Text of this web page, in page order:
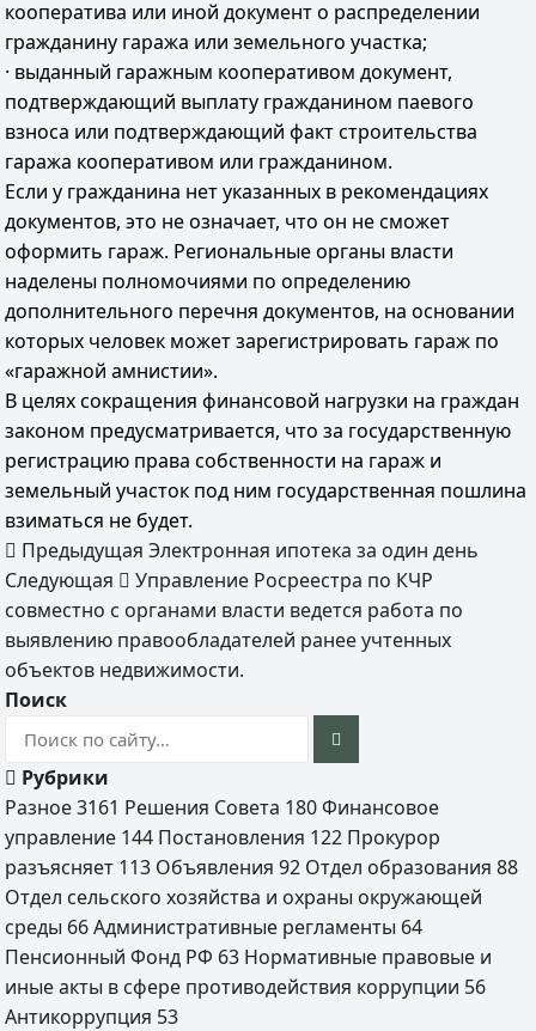
кооператива или иной документ о распределении
гражданину гаража или земельного участка;
· выданный гаражным кооперативом документ,
подтверждающий выплату гражданином паевого
взноса или подтверждающий факт строительства
гаража кооперативом или гражданином.
Если у гражданина нет указанных в рекомендациях
документов, это не означает, что он не сможет
оформить гараж. Региональные органы власти
наделены полномочиями по определению
дополнительного перечня документов, на основании
которых человек может зарегистрировать гараж по
«гаражной амнистии».
В целях сокращения финансовой нагрузки на граждан
законом предусматривается, что за государственную
регистрацию права собственности на гараж и
земельный участок под ним государственная пошлина
взиматься не будет.
Предыдущая Электронная ипотека за один день
Следующая
Управление Росреестра по КЧР
совместно с органами власти ведется работа по
выявлению правообладателей ранее учтенных
объектов недвижимости.
Поиск
Рубрики
Разное3161 Решения Совета 180 Финансовое
управление 144 Постановления 122 Прокурор
разъясняет 113 Объявления92 Отдел образования88
Отдел сельского хозяйства и охраны окружающей
среды 66 Административные регламенты 64
Пенсионный Фонд РФ 63 Нормативные правовые и
иные акты в сфере противодействия коррупции 56
Антикоррупция 53